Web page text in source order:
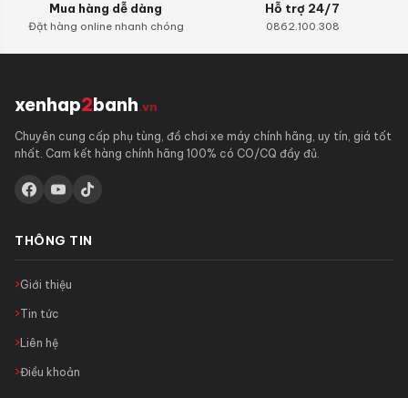
Mua hàng dễ dàng
Đặt hàng online nhanh chóng
Hỗ trợ 24/7
0862.100.308
xenhap2banh.vn
Chuyên cung cấp phụ tùng, đồ chơi xe máy chính hãng, uy tín, giá tốt
nhất. Cam kết hàng chính hãng 100% có CO/CQ đầy đủ.
THÔNG TIN
Giới thiệu
Tin tức
Liên hệ
Điều khoản